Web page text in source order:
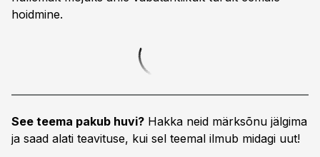
hoidmine.
See teema pakub huvi? Hakka neid märksõnu jälgima
ja saad alati teavituse, kui sel teemal ilmub midagi uut!